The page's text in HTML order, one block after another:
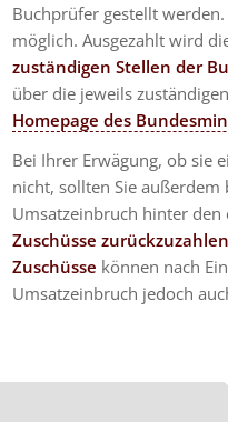
Buchprüfer gestellt
möglich. Ausgezahlt wird
zuständigen Stellen der
über die jeweils
Homepage des
Bei Ihrer Erwägung, ob sie
nicht, sollten Sie
Umsatzeinbruch hinter
Zuschüsse zurückzuzahlen
Zuschüsse können nach
Umsatzeinbruch jedoch